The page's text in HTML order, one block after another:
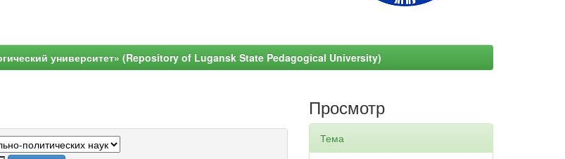
университет» (Repository of Lugansk State Pedagogical University)
Просмотр
Тема